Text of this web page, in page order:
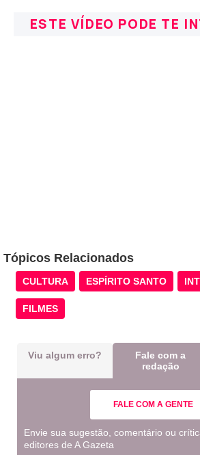
ESTE VÍDEO PODE TE
Tópicos Relacionados
CULTURA ESPÍRITO SANTO
FILMES
Viu algum erro?
Fale com a
redação
FALE COM A GENTE
Envie sua sugestão, comentário ou
editores de A Gazeta